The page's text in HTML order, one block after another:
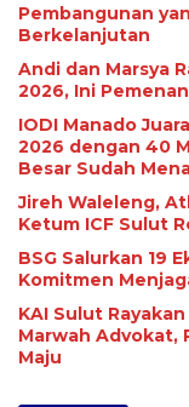
Pembangunan
Berkelanjutan
Andi dan Marsya
2026, Ini
IODI Manado
2026 dengan 40
Besar Sudah
Jireh Waleleng,
Ketum ICF Sulut
BSG Salurkan 19
Komitmen
KAI Sulut
Marwah Advokat,
Maju